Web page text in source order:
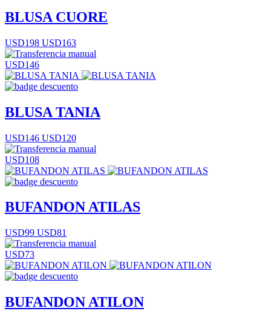
BLUSA CUORE
USD198 USD163
USD146
BLUSA TANIA
USD146 USD120
USD108
BUFANDON ATILAS
USD99 USD81
USD73
BUFANDON ATILON